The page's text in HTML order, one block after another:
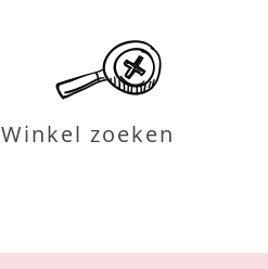
Winkel zoeken